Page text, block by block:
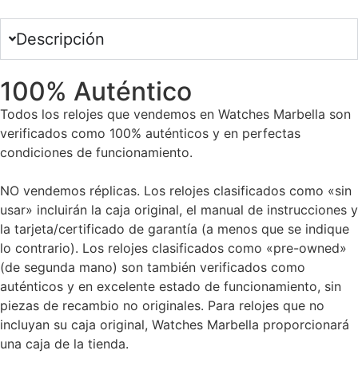
Descripción
100% Auténtico
Todos los relojes que vendemos en Watches Marbella son
verificados como 100% auténticos y en perfectas
condiciones de funcionamiento.
NO vendemos réplicas. Los relojes clasificados como «sin
usar» incluirán la caja original, el manual de instrucciones y
la tarjeta/certificado de garantía (a menos que se indique
lo contrario). Los relojes clasificados como «pre-owned»
(de segunda mano) son también verificados como
auténticos y en excelente estado de funcionamiento, sin
piezas de recambio no originales. Para relojes que no
incluyan su caja original, Watches Marbella proporcionará
una caja de la tienda.